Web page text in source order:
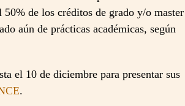
de los créditos de grado y/o master
aún de prácticas académicas, según
el 10 de diciembre para presentar sus
.